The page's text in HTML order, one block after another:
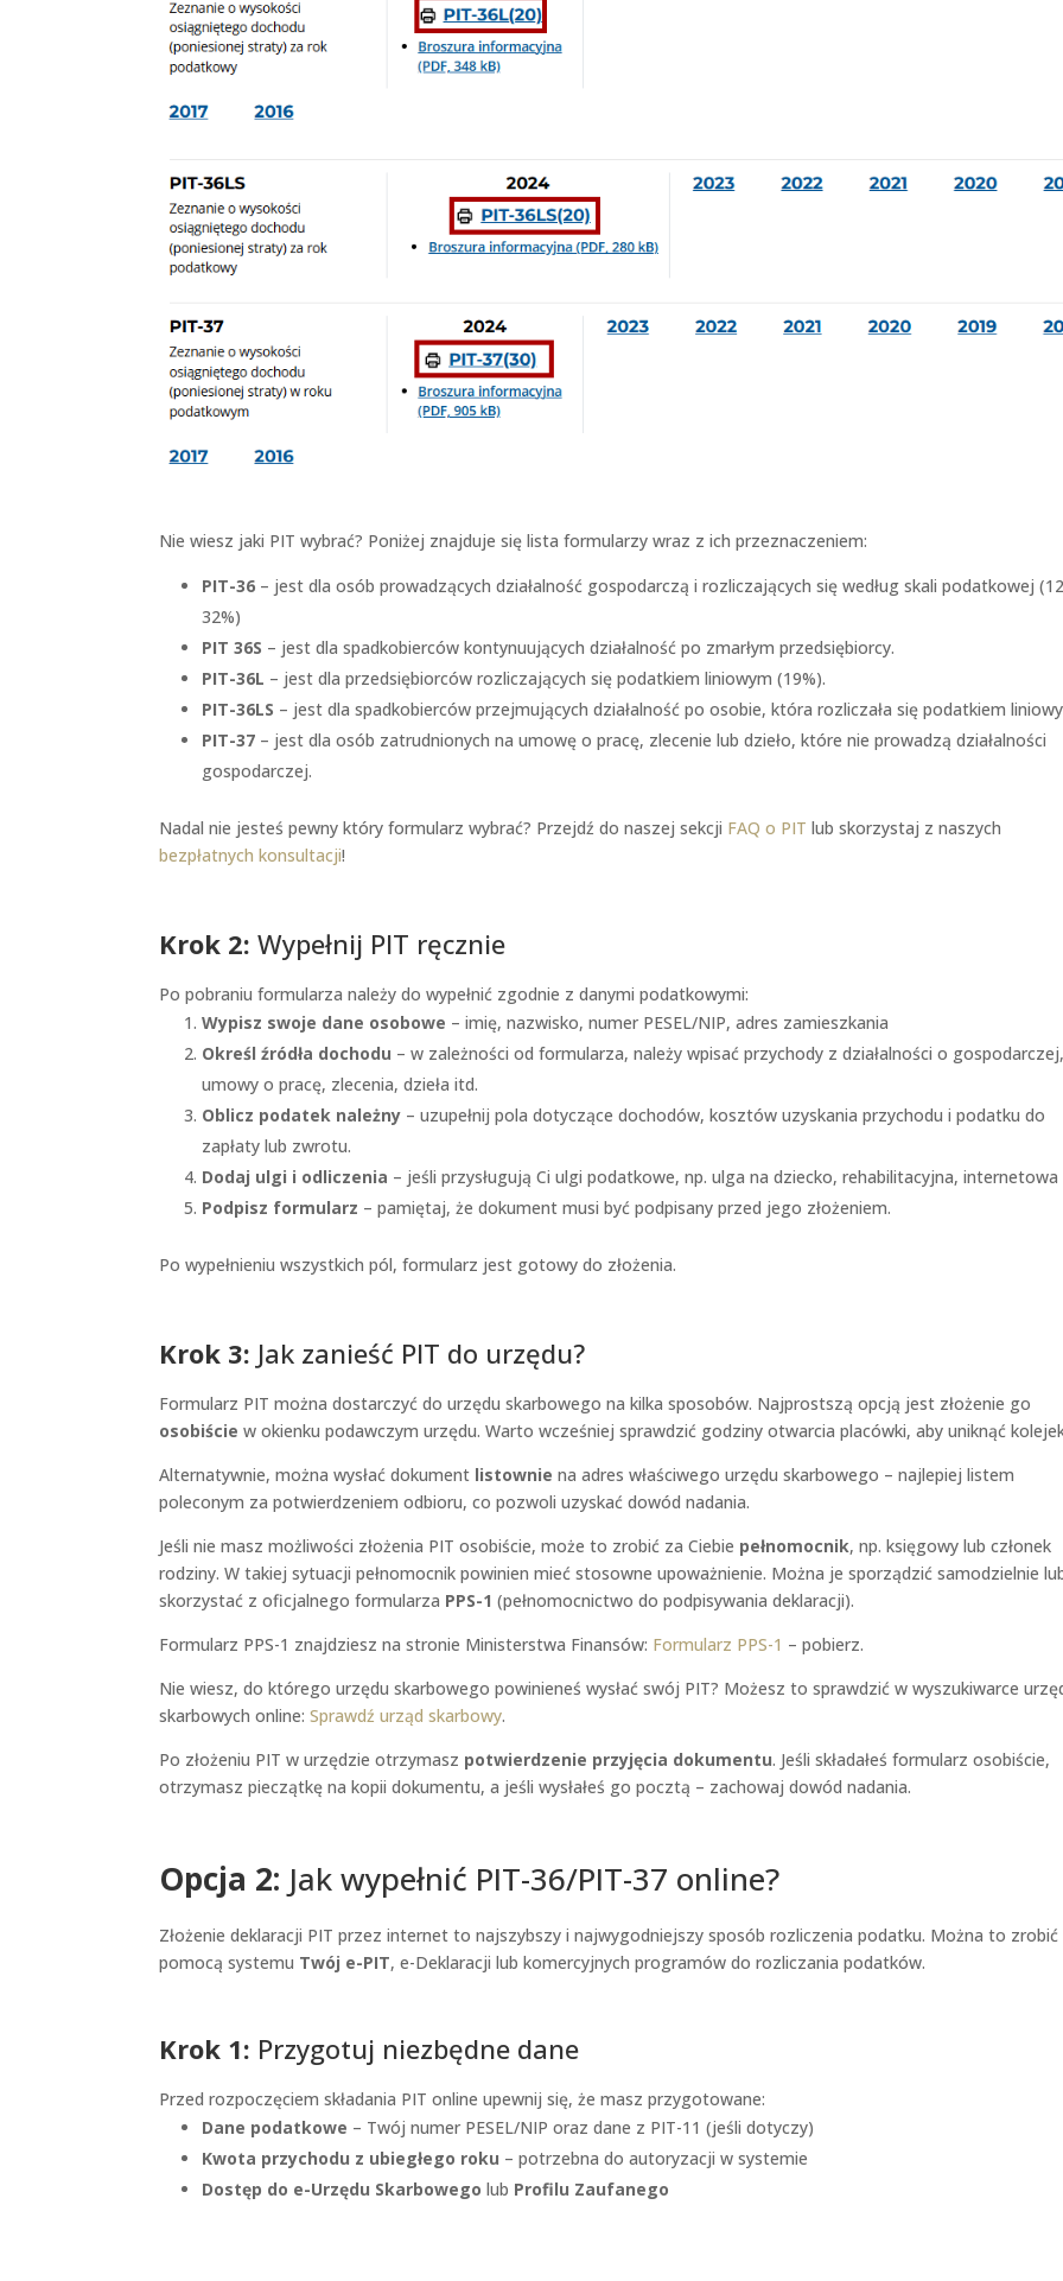
Nie wiesz jaki PIT wybrać? Poniżej znajduje się lista formularzy wraz z ich przeznaczeniem:
PIT-36 – jest dla osób prowadzących działalność gospodarczą i rozliczających się według skali podatkowej
32%)
PIT 36S – jest dla spadkobierców kontynuujących działalność po zmarłym przedsiębiorcy.
PIT-36L – jest dla przedsiębiorców rozliczających się podatkiem liniowym (19%).
PIT-36LS – jest dla spadkobierców przejmujących działalność po osobie, która rozliczała się podatkiem
PIT-37 – jest dla osób zatrudnionych na umowę o pracę, zlecenie lub dzieło, które nie prowadzą działalności
gospodarczej.
Nadal nie jesteś pewny który formularz wybrać? Przejdź do naszej sekcji FAQ o PIT lub skorzystaj z naszych
bezpłatnych konsultacji!
Krok 2: Wypełnij PIT ręcznie
Po pobraniu formularza należy do wypełnić zgodnie z danymi podatkowymi:
Wypisz swoje dane osobowe – imię, nazwisko, numer PESEL/NIP, adres zamieszkania
Określ źródła dochodu – w zależności od formularza, należy wpisać przychody z działalności o
umowy o pracę, zlecenia, dzieła itd.
Oblicz podatek należny – uzupełnij pola dotyczące dochodów, kosztów uzyskania przychodu i podatku do
zapłaty lub zwrotu.
Dodaj ulgi i odliczenia – jeśli przysługują Ci ulgi podatkowe, np. ulga na dziecko, rehabilitacyjna,
Podpisz formularz – pamiętaj, że dokument musi być podpisany przed jego złożeniem.
Po wypełnieniu wszystkich pól, formularz jest gotowy do złożenia.
Krok 3: Jak zanieść PIT do urzędu?
Formularz PIT można dostarczyć do urzędu skarbowego na kilka sposobów. Najprostszą opcją jest złożenie go
osobiście w okienku podawczym urzędu. Warto wcześniej sprawdzić godziny otwarcia placówki, aby uniknąć
Alternatywnie, można wysłać dokument listownie na adres właściwego urzędu skarbowego – najlepiej listem
poleconym za potwierdzeniem odbioru, co pozwoli uzyskać dowód nadania.
Jeśli nie masz możliwości złożenia PIT osobiście, może to zrobić za Ciebie pełnomocnik, np. księgowy lub członek
rodziny. W takiej sytuacji pełnomocnik powinien mieć stosowne upoważnienie. Można je sporządzić samodzielnie
skorzystać z oficjalnego formularza PPS-1 (pełnomocnictwo do podpisywania deklaracji).
Formularz PPS-1 znajdziesz na stronie Ministerstwa Finansów: Formularz PPS-1 – pobierz.
Nie wiesz, do którego urzędu skarbowego powinieneś wysłać swój PIT? Możesz to sprawdzić w wyszukiwarce
skarbowych online:Sprawdź urząd skarbowy.
Po złożeniu PIT w urzędzie otrzymasz potwierdzenie przyjęcia dokumentu. Jeśli składałeś formularz osobiście,
otrzymasz pieczątkę na kopii dokumentu, a jeśli wysłałeś go pocztą – zachowaj dowód nadania.
Opcja 2: Jak wypełnić PIT-36/PIT-37 online?
Złożenie deklaracji PIT przez internet to najszybszy i najwygodniejszy sposób rozliczenia podatku. Można to zrobić
pomocą systemu Twój e-PIT, e-Deklaracji lub komercyjnych programów do rozliczania podatków.
Krok 1: Przygotuj niezbędne dane
Przed rozpoczęciem składania PIT online upewnij się, że masz przygotowane:
Dane podatkowe – Twój numer PESEL/NIP oraz dane z PIT-11 (jeśli dotyczy)
Kwota przychodu z ubiegłego roku – potrzebna do autoryzacji w systemie
Dostęp do e-Urzędu Skarbowego lub Profilu Zaufanego